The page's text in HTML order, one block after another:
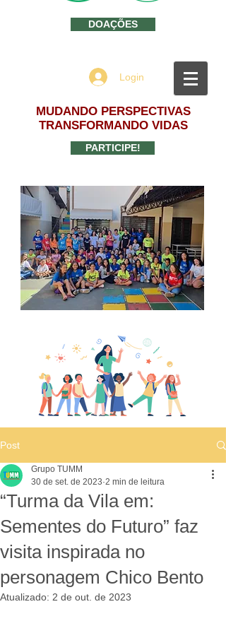
DOAÇÕES
Login
MUDANDO PERSPECTIVAS
TRANSFORMANDO VIDAS
PARTICIPE!
Post
“Turma da Vila em:
Sementes do Futuro” faz
visita inspirada no
personagem Chico Bento
Grupo TUMM
30 de set. de 2023 2 min de leitura
Atualizado: 2 de out. de 2023